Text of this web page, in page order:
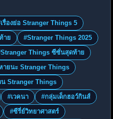
รื่องย่อ Stranger Things 5
าย
#Stranger Things 2025
Things ซีซั่นสุดท้าย
ายนะ Stranger Things
น Stranger Things
#เวคนา
#กลุ่มเด็กฮอว์กินส์
#ซีรี่ย์วิทยาศาสตร์